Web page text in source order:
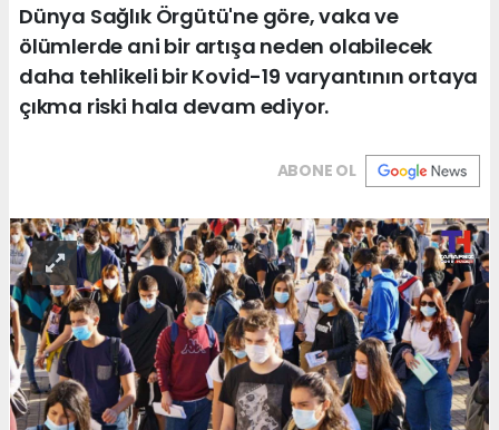
Dünya Sağlık Örgütü'ne göre, vaka ve
ölümlerde ani bir artışa neden olabilecek
daha tehlikeli bir Kovid-19 varyantının ortaya
çıkma riski hala devam ediyor.
ABONE OL